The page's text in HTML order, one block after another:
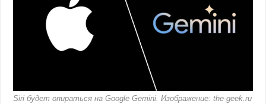
Siri будет опираться на Google Gemini. Изображение: the-geek.ru